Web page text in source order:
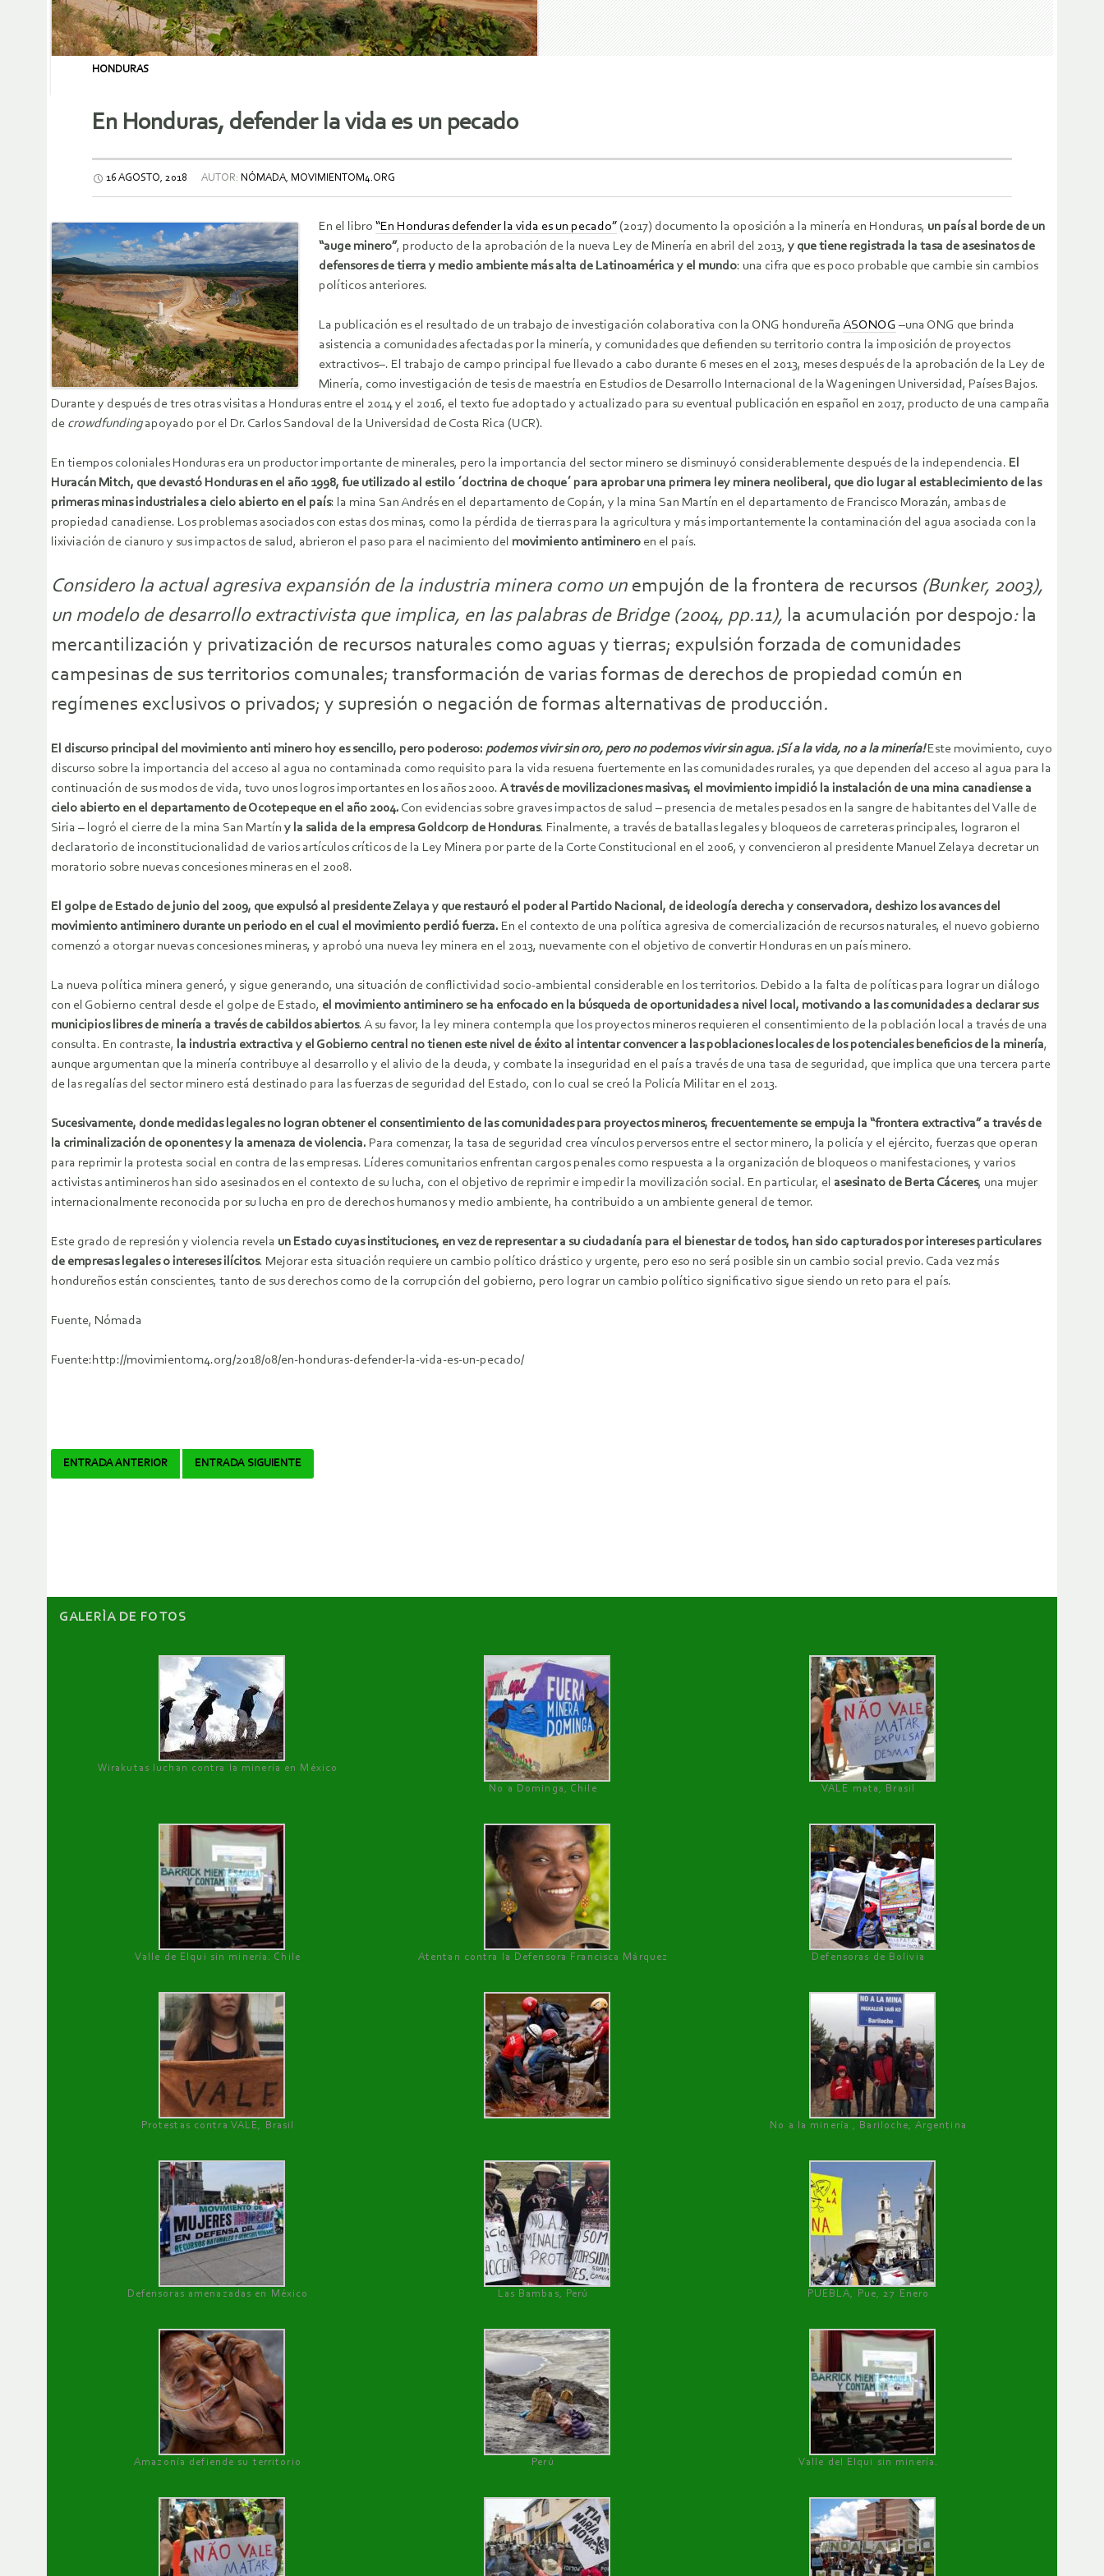
HONDURAS
En Honduras, defender la vida es un pecado
16 AGOSTO, 2018 AUTOR: NÓMADA, MOVIMIENTOM4.ORG
En el libro “En Honduras defender la vida es un pecado” (2017) documento la oposición a la minería en Honduras, un país al borde de un
“auge minero”, producto de la aprobación de la nueva Ley de Minería en abril del 2013, y que tiene registrada la tasa de asesinatos de
defensores de tierra y medio ambiente más alta de Latinoamérica y el mundo: una cifra que es poco probable que cambie sin cambios
políticos anteriores.
La publicación es el resultado de un trabajo de investigación colaborativa con la ONG hondureñaASONOG –una ONG que brinda
asistencia a comunidades afectadas por la minería, y comunidades que defienden su territorio contra la imposición de proyectos
extractivos–. El trabajo de campo principal fue llevado a cabo durante 6 meses en el 2013, meses después de la aprobación de la Ley de
Minería, como investigación de tesis de maestría en Estudios de Desarrollo Internacional de la Wageningen Universidad, Países Bajos.
Durante y después de tres otras visitas a Honduras entre el 2014 y el 2016, el texto fue adoptado y actualizado para su eventual publicación en español en 2017, producto de una campaña
de crowdfundingapoyado por el Dr. Carlos Sandoval de la Universidad de Costa Rica (UCR).
En tiempos coloniales Honduras era un productor importante de minerales, pero la importancia del sector minero se disminuyó considerablemente después de la independencia. El
Huracán Mitch, que devastó Honduras en el año 1998, fue utilizado al estilo ´doctrina de choque´ para aprobar una primera ley minera neoliberal, que dio lugar al establecimiento de las
primeras minas industriales a cielo abierto en el país: la mina San Andrés en el departamento de Copán, y la mina San Martín en el departamento de Francisco Morazán, ambas de
propiedad canadiense. Los problemas asociados con estas dos minas, como la pérdida de tierras para la agricultura y más importantemente la contaminación del agua asociada con la
lixiviación de cianuro y sus impactos de salud, abrieron el paso para el nacimiento del movimiento antiminero en el país.
Considero la actual agresiva expansión de la industria minera como un empujón de la frontera de recursos (Bunker, 2003),
un modelo de desarrollo extractivista que implica, en las palabras de Bridge (2004, pp.11), la acumulación por despojo: la
mercantilización y privatización de recursos naturales como aguas y tierras; expulsión forzada de comunidades
campesinas de sus territorios comunales; transformación de varias formas de derechos de propiedad común en
regímenes exclusivos o privados; y supresión o negación de formas alternativas de producción.
El discurso principal del movimiento anti minero hoy es sencillo, pero poderoso: podemos vivir sin oro, pero no podemos vivir sin agua. ¡Sí a la vida, no a la minería!Este movimiento, cuyo
discurso sobre la importancia del acceso al agua no contaminada como requisito para la vida resuena fuertemente en las comunidades rurales, ya que dependen del acceso al agua para la
continuación de sus modos de vida, tuvo unos logros importantes en los años 2000.A través de movilizaciones masivas, el movimiento impidió la instalación de una mina canadiense a
cielo abierto en el departamento de Ocotepeque en el año 2004. Con evidencias sobre graves impactos de salud – presencia de metales pesados en la sangre de habitantes del Valle de
Siria – logró el cierre de la mina San Martín y la salida de la empresa Goldcorp de Honduras. Finalmente, a través de batallas legales y bloqueos de carreteras principales, lograron el
declaratorio de inconstitucionalidad de varios artículos críticos de la Ley Minera por parte de la Corte Constitucional en el 2006, y convencieron al presidente Manuel Zelaya decretar un
moratorio sobre nuevas concesiones mineras en el 2008.
El golpe de Estado de junio del 2009, que expulsó al presidente Zelaya y que restauró el poder al Partido Nacional, de ideología derecha y conservadora, deshizo los avances del
movimiento antiminero durante un periodo en el cual el movimiento perdió fuerza. En el contexto de una política agresiva de comercialización de recursos naturales, el nuevo gobierno
comenzó a otorgar nuevas concesiones mineras, y aprobó una nueva ley minera en el 2013, nuevamente con el objetivo de convertir Honduras en un país minero.
La nueva política minera generó, y sigue generando, una situación de conflictividad socio-ambiental considerable en los territorios. Debido a la falta de políticas para lograr un diálogo
con el Gobierno central desde el golpe de Estado, el movimiento antiminero se ha enfocado en la búsqueda de oportunidades a nivel local, motivando a las comunidades a declarar sus
municipios libres de minería a través de cabildos abiertos. A su favor, la ley minera contempla que los proyectos mineros requieren el consentimiento de la población local a través de una
consulta. En contraste,
la industria extractiva y el Gobierno central no tienen este nivel de éxito al intentar convencer a las poblaciones locales de los potenciales beneficios de la minería,
aunque argumentan que la minería contribuye al desarrollo y el alivio de la deuda, y combate la inseguridad en el país a través de una tasa de seguridad, que implica que una tercera parte
de las regalías del sector minero está destinado para las fuerzas de seguridad del Estado, con lo cual se creó la Policía Militar en el 2013.
Sucesivamente, donde medidas legales no logran obtener el consentimiento de las comunidades para proyectos mineros, frecuentemente se empuja la “frontera extractiva” a través de
la criminalización de oponentes y la amenaza de violencia. Para comenzar, la tasa de seguridad crea vínculos perversos entre el sector minero, la policía y el ejército, fuerzas que operan
para reprimir la protesta social en contra de las empresas. Líderes comunitarios enfrentan cargos penales como respuesta a la organización de bloqueos o manifestaciones, y varios
activistas antimineros han sido asesinados en el contexto de su lucha, con el objetivo de reprimir e impedir la movilización social. En particular, el asesinato de Berta Cáceres, una mujer
internacionalmente reconocida por su lucha en pro de derechos humanos y medio ambiente, ha contribuido a un ambiente general de temor.
Este grado de represión y violencia revela un Estado cuyas instituciones, en vez de representar a su ciudadanía para el bienestar de todos, han sido capturados por intereses particulares
de empresas legales o intereses ilícitos. Mejorar esta situación requiere un cambio político drástico y urgente, pero eso no será posible sin un cambio social previo. Cada vez más
hondureños están conscientes, tanto de sus derechos como de la corrupción del gobierno, pero lograr un cambio político significativo sigue siendo un reto para el país.
Fuente, Nómada
Fuente:http://movimientom4.org/2018/08/en-honduras-defender-la-vida-es-un-pecado/
Navegador
ENTRADA ANTERIOR ENTRADA SIGUIENTE
GALERÌA DE FOTOS
Wirakutas luchan contra la minería en México
No a Dominga, Chile
VALE mata, Brasil
Valle de Elqui sin minería. Chile Atentan contra la Defensora Francisca Márquez Defensoras de Bolivia
Protestas contra VALE, Brasil No a la minería , Bariloche, Argentina
Defensoras amenazadas en México Las Bambas, Perú PUEBLA, Pue, 27 Enero
Amazonía defiende su territorio Perú Valle del Elqui sin minería.